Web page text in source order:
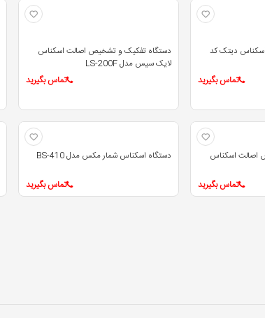
دیتک کد
تماس بگیرید
دستگاه تفکیک و تشخیص اصالت اسکناس
لایک سیس مدل LS-200F
تماس بگیرید
اصالت اسکناس
تماس بگیرید
دستگاه اسکناس شمار مکس مدل BS-410
تماس بگیرید